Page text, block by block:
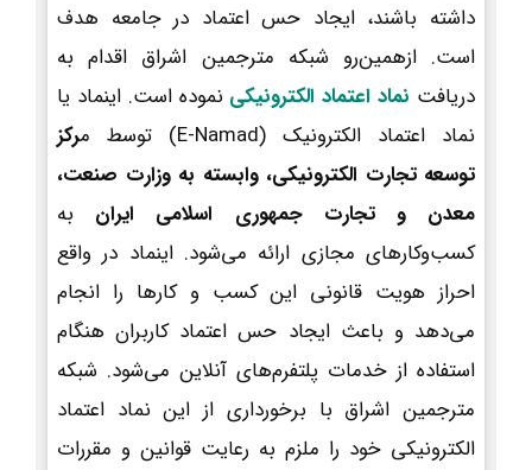
داشته باشند، ایجاد حس اعتماد در جامعه هدف
است. ازهمین‌رو شبکه مترجمین اشراق اقدام به
دریافت نماد اعتماد الکترونیکی نموده است. اینماد یا
نماد اعتماد الکترونیک (E-Namad) توسط م
رکز
توسعه تجارت الکترونیکی، وابسته به وزارت صنعت،
معدن و تجارت جمهوری اسلامی ایران به
کسب‌وکارهای مجازی ارائه می‌شود. اینماد در واقع
احراز هویت قانونی این کسب و کارها را انجام
می‌دهد و باعث ایجاد حس اعتماد کاربران هنگام
استفاده از خدمات پلتفرم‌های آنلاین می‌شود. شبکه
مترجمین اشراق با برخورداری از این نماد اعتماد
الکترونیکی خود را ملزم به رعایت قوانین و مقررات